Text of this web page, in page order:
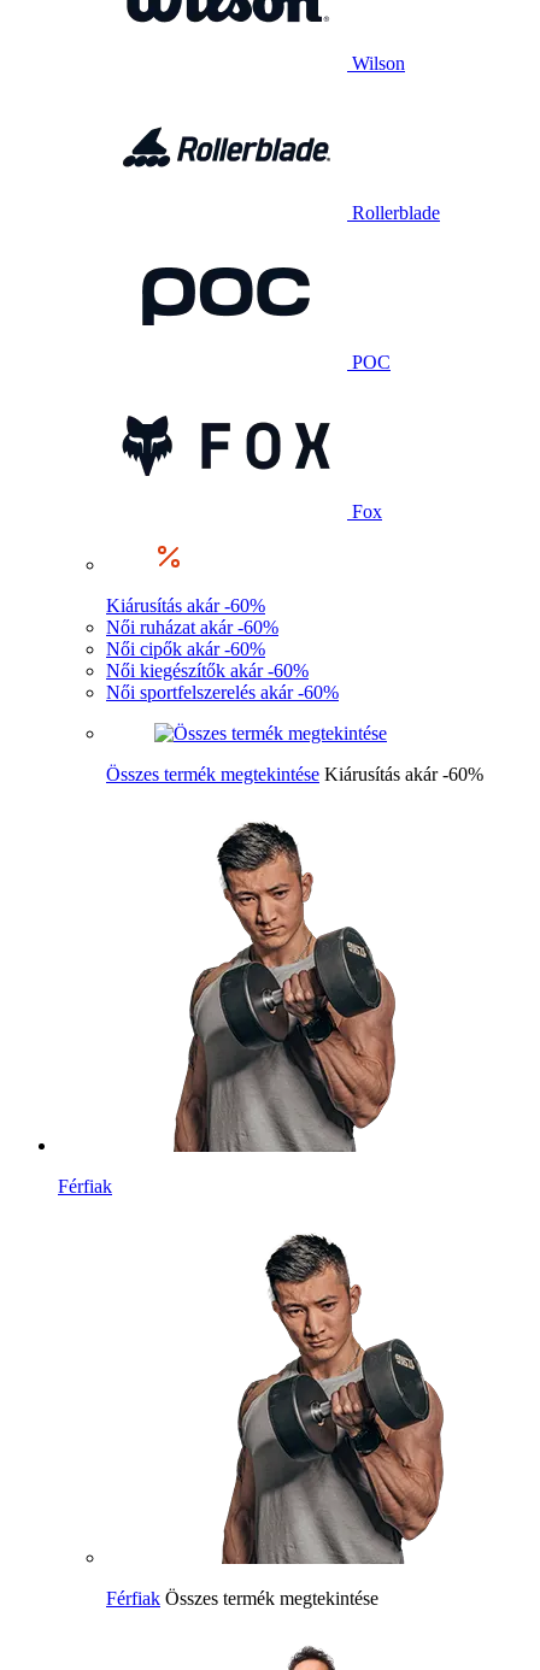
Wilson
Rollerblade
POC
Fox
Kiárusítás akár -60%
Női ruházat akár -60%
Női cipők akár -60%
Női kiegészítők akár -60%
Női sportfelszerelés akár -60%
Összes termék megtekintése Kiárusítás akár -60%
Férfiak
Férfiak Összes termék megtekintése